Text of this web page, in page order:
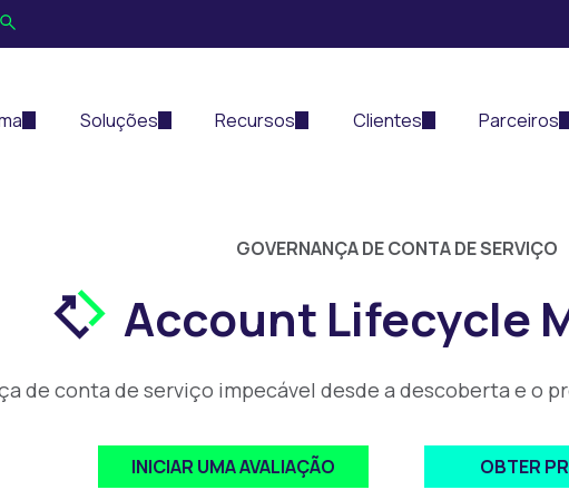
Soluções Recursos Clientes Parceiros
GOVERNANÇA DE CONTA DE SERVIÇO
Account Lifecycle
de conta de serviço impecável desde a descoberta e o
INICIAR UMA AVALIAÇÃO OBTER